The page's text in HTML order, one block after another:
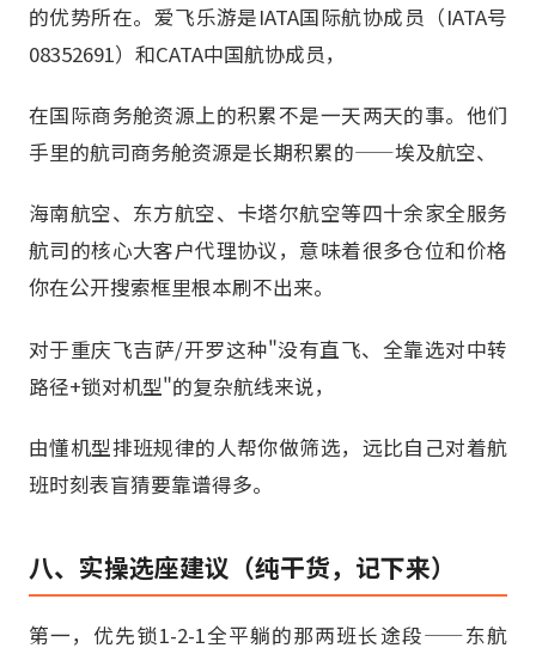
的优势所在。爱飞乐游是IATA国际航协成员（IATA号
08352691）和CATA中国航协成员，
在国际商务舱资源上的积累不是一天两天的事。他们
手里的航司商务舱资源是长期积累的——埃及航空、
海南航空、东方航空、卡塔尔航空等四十余家全服务
航司的核心大客户代理协议，意味着很多仓位和价格
你在公开搜索框里根本刷不出来。
对于重庆飞吉萨/开罗这种"没有直飞、全靠选对中转
路径+锁对机型"的复杂航线来说，
由懂机型排班规律的人帮你做筛选，远比自己对着航
班时刻表盲猜要靠谱得多。
八、实操选座建议（纯干货，记下来）
第一，优先锁1-2-1全平躺的那两班长途段——东航